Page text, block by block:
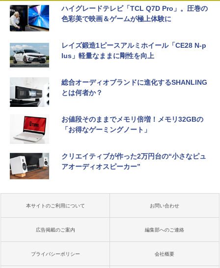
ハイグレードテレビ「TCL Q7D Pro」。圧巻の
色彩美で映画＆ゲームが極上体験に
レイズ鍛造1ピースアルミホイール「CE28 N-p
lus」軽量なままに剛性を向上
総合オーディオブランドに進化するSHANLING
とは何者か？
お値段そのままでメモリ倍増！メモリ32GBの
「お得なゲーミングノート」
クリエイティブが作った2万円台の“小さなピュ
アオーディオスピーカー”
本サイトのご利用について お問い合わせ
広告掲載のご案内 編集部へのご連絡
プライバシーポリシー 会社概要